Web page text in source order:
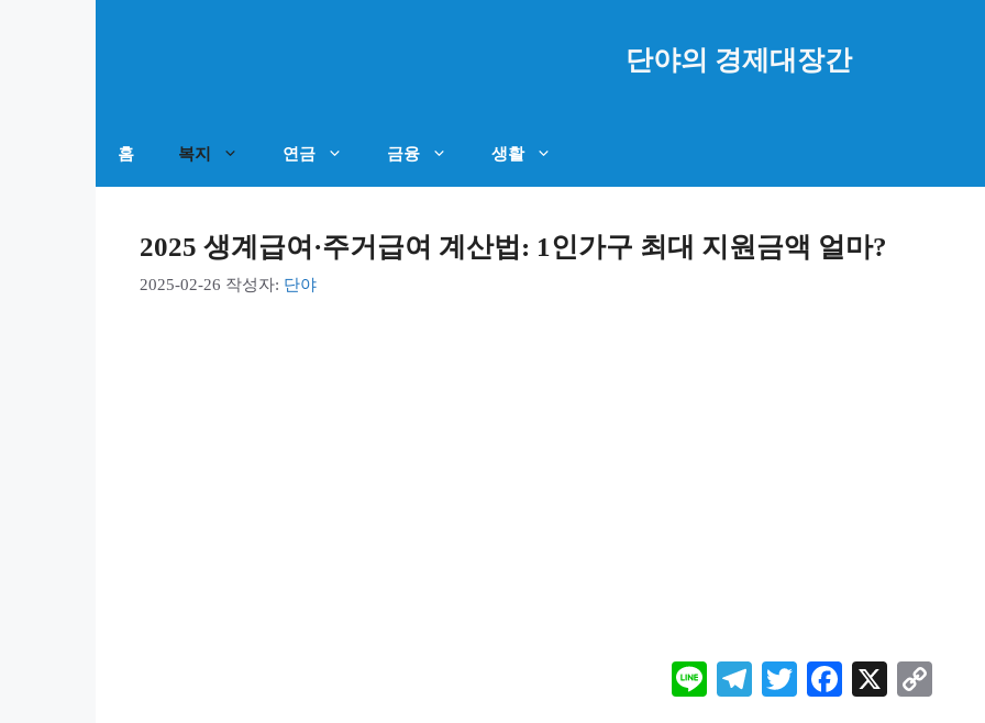
단야의 경제대장간
홈 복지 연금 금융 생활
2025 생계급여·주거급여 계산법: 1인가구 최대 지원금액 얼마?
2025-02-26 작성자: 단야
Li
Te
T
F
X